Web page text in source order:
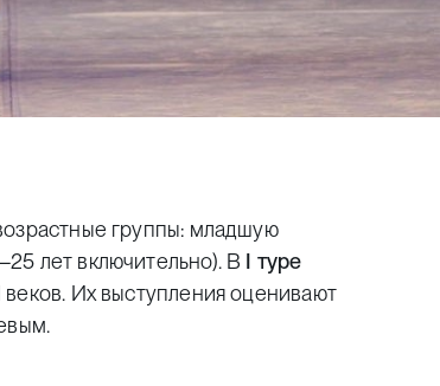
группы: младшую
лет включительно). В I туре
Их выступления оценивают